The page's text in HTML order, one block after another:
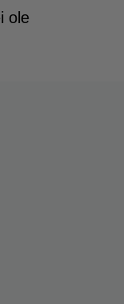
ole